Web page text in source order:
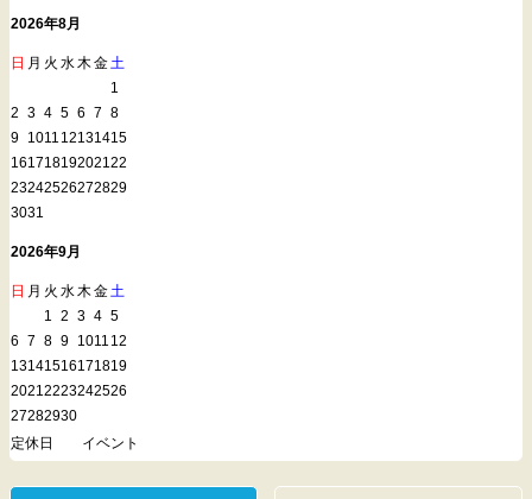
2026年8月
日 月 火 水木金土
1
2 3 4 5 6 7 8
9 1011 12131415
16171819202122
23242526272829
3031
2026年9月
日 月 火 水木金土
1 2 3 4 5
6 7 8 9 1011 12
13141516171819
20212223242526
27282930
定休日
イベント